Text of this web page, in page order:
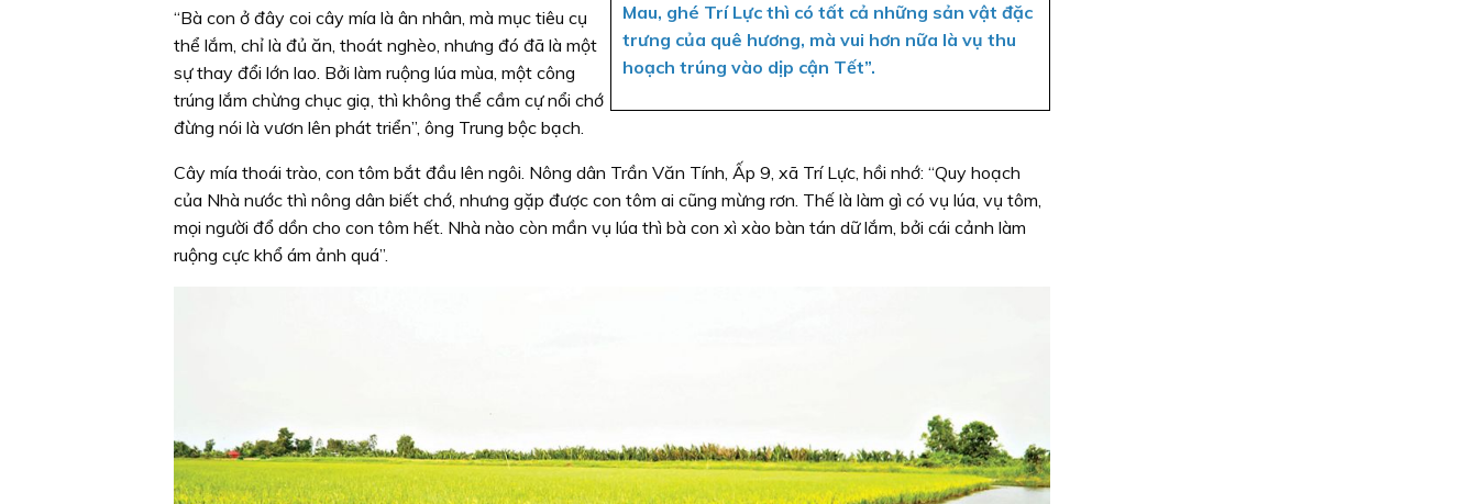
Mau, ghé Trí Lực thì có tất cả những sản vật đặc
trưng của quê hương, mà vui hơn nữa là vụ thu
hoạch trúng vào dịp cận Tết”.
“Bà con ở đây coi cây mía là ân nhân, mà mục tiêu cụ
thể lắm, chỉ là đủ ăn, thoát nghèo, nhưng đó đã là một
sự thay đổi lớn lao. Bởi làm ruộng lúa mùa, một công
trúng lắm chừng chục giạ, thì không thể cầm cự nổi chớ
đừng nói là vươn lên phát triển”, ông Trung bộc bạch.
Cây mía thoái trào, con tôm bắt đầu lên ngôi. Nông dân Trần Văn Tính, Ấp 9, xã Trí Lực, hồi nhớ: “Quy hoạch
của Nhà nước thì nông dân biết chớ, nhưng gặp được con tôm ai cũng mừng rơn. Thế là làm gì có vụ lúa, vụ tôm,
mọi người đổ dồn cho con tôm hết. Nhà nào còn mần vụ lúa thì bà con xì xào bàn tán dữ lắm, bởi cái cảnh làm
ruộng cực khổ ám ảnh quá”.